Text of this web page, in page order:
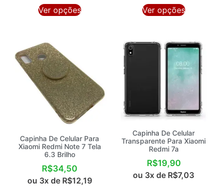
Ver opções
Ver opções
Capinha De Celular Para
Xiaomi Redmi Note 7 Tela
6.3 Brilho
R$34,50
ou 3x de R$12,19
Capinha De Celular
Transparente Para Xiaomi
Redmi 7a
R$19,90
ou 3x de R$7,03